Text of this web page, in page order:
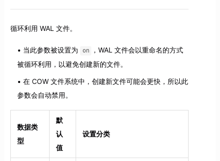
循环利用 WAL 文件。
当此参数被设置为 on
，WAL 文件会以重命名的方式
被循环利用，以避免创建新的文件。
在 COW 文件系统中，创建新文件可能会更快，所以此
参数会自动禁用。
数据类
型
默
认
值
设置分类